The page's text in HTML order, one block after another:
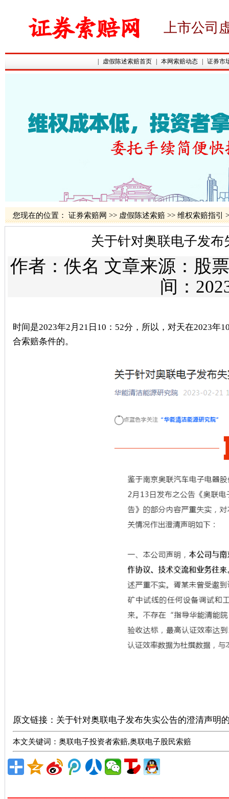
上市公司
虚假陈述索赔首页 本网索赔动态 证券市
您现在的位置： 证券索赔网 >> 虚假陈述索赔 >> 维权索赔指引
关于针对奥联电子发
作者：佚名 文章来源： 股
间：
时间是2023年2月21日10：52分，所以，对天在2023
合索赔条件的。
原文链接： 关于针对奥联电子发布失实公告的澄清声明
本文关键词：奥联电子投资者索赔,奥联电子股民索赔